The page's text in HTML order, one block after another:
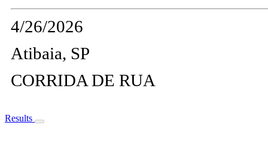
4/26/2026
Atibaia, SP
CORRIDA DE RUA
Results